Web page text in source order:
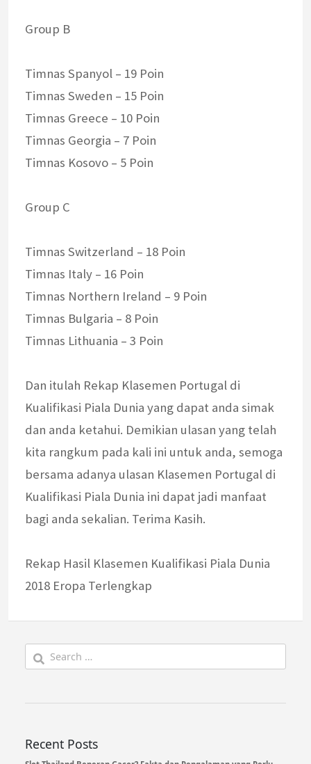
Group B
Timnas Spanyol – 19 Poin
Timnas Sweden – 15 Poin
Timnas Greece – 10 Poin
Timnas Georgia – 7 Poin
Timnas Kosovo – 5 Poin
Group C
Timnas Switzerland – 18 Poin
Timnas Italy – 16 Poin
Timnas Northern Ireland – 9 Poin
Timnas Bulgaria – 8 Poin
Timnas Lithuania – 3 Poin
Dan itulah Rekap Klasemen Portugal di
Kualifikasi Piala Dunia yang dapat anda simak
dan anda ketahui. Demikian ulasan yang telah
kita rangkum pada kali ini untuk anda, semoga
bersama adanya ulasan Klasemen Portugal di
Kualifikasi Piala Dunia ini dapat jadi manfaat
bagi anda sekalian. Terima Kasih.
Rekap Hasil Klasemen Kualifikasi Piala Dunia
2018 Eropa Terlengkap
for:
Recent Posts